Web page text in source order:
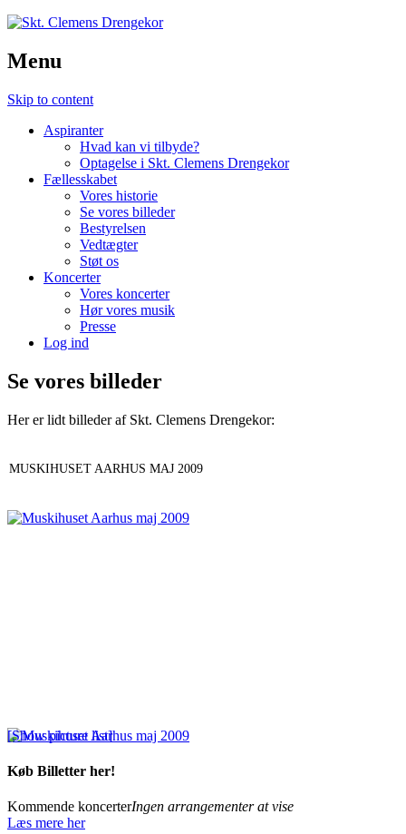
Menu
Skip to content
Aspiranter
Hvad kan vi tilbyde?
Optagelse i Skt. Clemens Drengekor
Fællesskabet
Vores historie
Se vores billeder
Bestyrelsen
Vedtægter
Støt os
Koncerter
Vores koncerter
Hør vores musik
Presse
Log ind
Se vores billeder
Her er lidt billeder af Skt. Clemens Drengekor:
MUSKIHUSET AARHUS MAJ 2009
[Show picture list]
Køb Billetter her!
Kommende koncerterIngen arrangementer at vise
Læs mere her